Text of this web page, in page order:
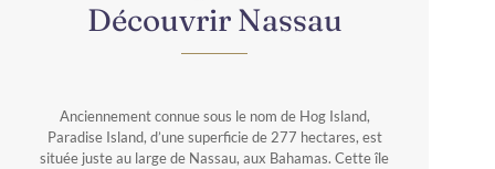
Découvrir Nassau
Anciennement connue sous le nom de Hog Island,
Paradise Island, d’une superficie de 277 hectares, est
située juste au large de Nassau, aux Bahamas. Cette île